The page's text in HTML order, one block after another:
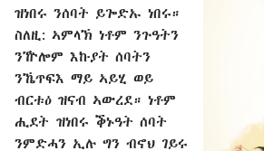
ዝነበሩ ንሰባት ይጐድኡ ነበሩ።
ስለዚ: ኣምላኽ ነቶም ንጉዓትን
ንዅሎም እኩያት ሰባትን
ንኼጥፍእ ማይ ኣይሂ ወይ
ብርቱዕ ዝናብ ኣውረደ። ነቶም
ሒደት ዝነበሩ ቕኑዓት ሰባት
ንምድሓን ኢሉ ግን ብኖህ ገይሩ